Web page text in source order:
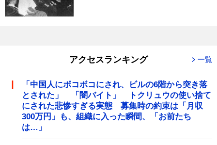
アクセスランキング 一覧
「中国人にボコボコにされ、ビルの6階から突き落
とされた」 「闇バイト」 トクリュウの使い捨て
にされた悲惨すぎる実態 募集時の約束は「月収
300万円」も、組織に入った瞬間、「お前たち
は…」